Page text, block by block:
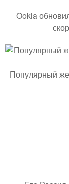
Ookla
Популярный